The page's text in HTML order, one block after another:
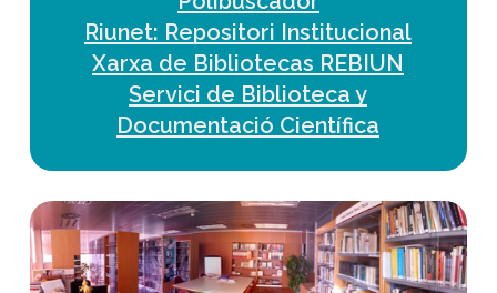
Riunet: Repositori Institucional
Xarxa de Bibliotecas REBIUN
Servici de Biblioteca y
Documentació Científica